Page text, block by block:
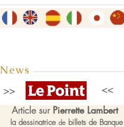
News
Article sur Pierrette Lambert
la dessinatrice debillets de Banque